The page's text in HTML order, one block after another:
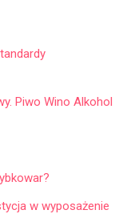
Piwo Wino Alkohol
w wyposażenie